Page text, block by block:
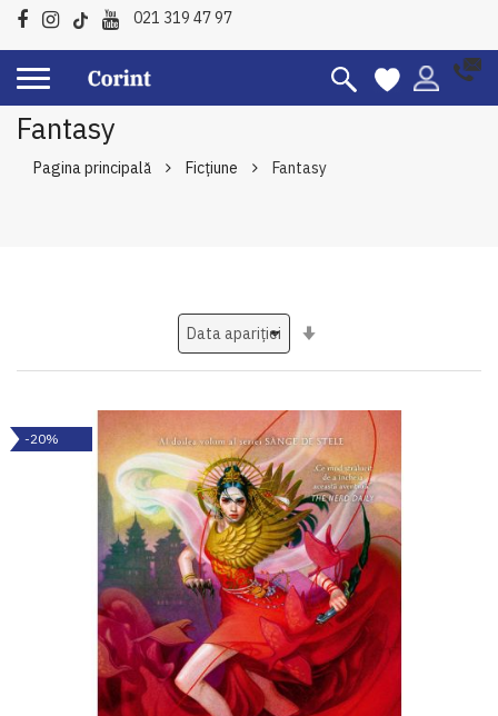
021 319 47 97
Fantasy
Pagina principală Ficțiune Fantasy
-20%